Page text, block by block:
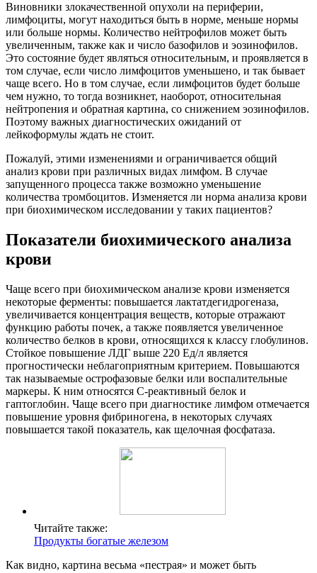
Виновники злокачественной опухоли на периферии,
лимфоциты, могут находиться быть в норме, меньше нормы
или больше нормы. Количество нейтрофилов может быть
увеличенным, также как и число базофилов и эозинофилов.
Это состояние будет являться относительным, и проявляется в
том случае, если число лимфоцитов уменьшено, и так бывает
чаще всего. Но в том случае, если лимфоцитов будет больше
чем нужно, то тогда возникнет, наоборот, относительная
нейтропения и обратная картина, со снижением эозинофилов.
Поэтому важных диагностических ожиданий от
лейкоформулы ждать не стоит.
Пожалуй, этими изменениями и ограничивается общий
анализ крови при различных видах лимфом. В случае
запущенного процесса также возможно уменьшение
количества тромбоцитов. Изменяется ли норма анализа крови
при биохимическом исследовании у таких пациентов?
Показатели биохимического анализа
крови
Чаще всего при биохимическом анализе крови изменяется
некоторые ферменты: повышается лактатдегидрогеназа,
увеличивается концентрация веществ, которые отражают
функцию работы почек, а также появляется увеличенное
количество белков в крови, относящихся к классу глобулинов.
Стойкое повышение ЛДГ выше 220 Ед/л является
прогностически неблагоприятным критерием. Повышаются
так называемые острофазовые белки или воспалительные
маркеры. К ним относятся С-реактивный белок и
гаптоглобин. Чаще всего при диагностике лимфом отмечается
повышение уровня фибриногена, в некоторых случаях
повышается такой показатель, как щелочная фосфатаза.
Читайте также:
Продукты богатые железом
Как видно, картина весьма «пестрая» и может быть